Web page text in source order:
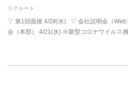
リクルート
▽ 第1回面接 4/28(水) ▽ 会社説明会（
会（本部） 4/21(水) ※新型コロナウイルス